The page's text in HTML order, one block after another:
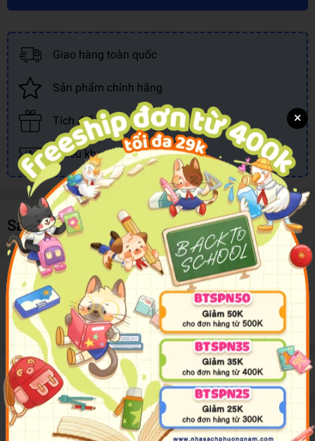
Giao hàng toàn quốc
Sản phẩm chính hãng
Tích điểm đổi quà
Nhiều khuyến mãi, ưu đãi
Sản phẩm cùng loại
Mô tả sản phẩm
Mặt Nạ Hóa Trang 2596-14 H/12
Đánh giá sản phẩm
×